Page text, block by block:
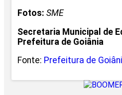
Fotos: SME
Secretaria Municipal de
Prefeitura de Goiânia
Fonte: Prefeitura de